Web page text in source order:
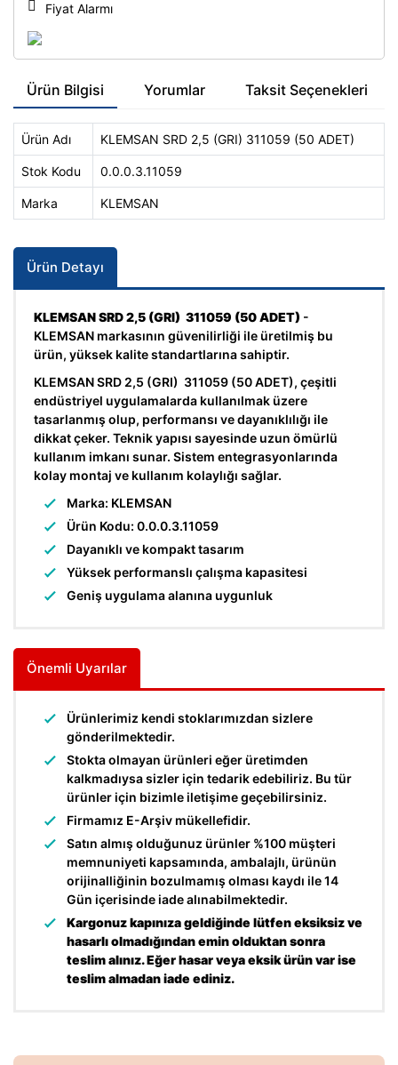
Fiyat Alarmı
Ürün Bilgisi Yorumlar Taksit Seçenekleri
Ürün Adı KLEMSAN SRD 2,5 (GRI) 311059 (50 ADET)
Stok Kodu 0.0.0.3.11059
Marka KLEMSAN
Ürün Detayı
KLEMSAN SRD 2,5 (GRI) 311059 (50 ADET) -
KLEMSAN markasının güvenilirliği ile üretilmiş bu
ürün, yüksek kalite standartlarına sahiptir.
KLEMSAN SRD 2,5 (GRI) 311059 (50 ADET), çeşitli
endüstriyel uygulamalarda kullanılmak üzere
tasarlanmış olup, performansı ve dayanıklılığı ile
dikkat çeker. Teknik yapısı sayesinde uzun ömürlü
kullanım imkanı sunar. Sistem entegrasyonlarında
kolay montaj ve kullanım kolaylığı sağlar.
Marka: KLEMSAN
Ürün Kodu: 0.0.0.3.11059
Dayanıklı ve kompakt tasarım
Yüksek performanslı çalışma kapasitesi
Geniş uygulama alanına uygunluk
Önemli Uyarılar
Ürünlerimiz kendi stoklarımızdan sizlere
gönderilmektedir.
Stokta olmayan ürünleri eğer üretimden
kalkmadıysa sizler için tedarik edebiliriz. Bu tür
ürünler için bizimle iletişime geçebilirsiniz.
Firmamız E-Arşiv mükellefidir.
Satın almış olduğunuz ürünler %100 müşteri
memnuniyeti kapsamında, ambalajlı, ürünün
orijinalliğinin bozulmamış olması kaydı ile 14
Gün içerisinde iade alınabilmektedir.
Kargonuz kapınıza geldiğinde lütfen eksiksiz ve
hasarlı olmadığından emin olduktan sonra
teslim alınız. Eğer hasar veya eksik ürün var ise
teslim almadan iade ediniz.